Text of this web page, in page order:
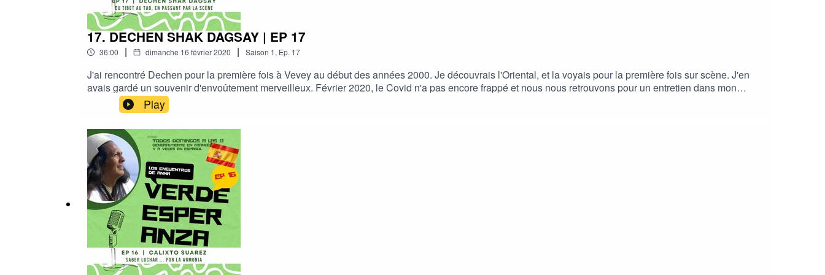
17. DECHEN SHAK DAGSAY | EP 17
36:00 | dimanche 16 février 2020 | Saison 1, Ep. 17
J'ai rencontré Dechen pour la première fois à Vevey au début des années 2000. Je découvrais l'Oriental, et la voyais pour la première fois sur scène. J'en
avais gardé un souvenir d'envoûtement merveilleux. Février 2020, le Covid n'a pas encore frappé et nous nous retrouvons pour un entretien dans mon
studio mobile (ma voiture) entre un train et une émission radio. Un moment de pure délicatesse...___ Photo : Anna-Maria Frusciante _ Musique : Dechen
Shak Dagsay
Play